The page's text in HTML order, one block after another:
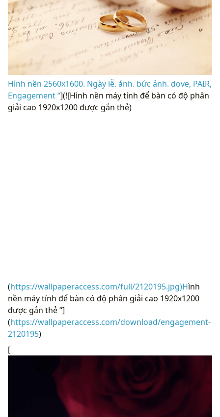
Hình nền 2560x1600. Ngày lễ. ảnh. bức ảnh. dove, PAIR,
Engagement “](![Hình nền máy tính để bàn có độ phân
giải cao 1920x1200 được gắn thẻ)
(https://wallpaperaccess.com/full/2120195.jpg)Hình
nền máy tính để bàn có độ phân giải cao 1920x1200
được gắn thẻ “]
(https://wallpaperaccess.com/download/engagement-
2120195)
[